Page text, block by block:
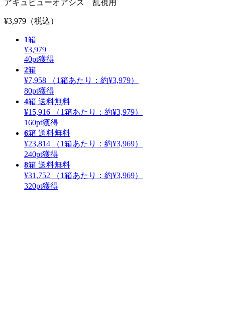
アキュビューオアシス 乱視用
¥3,979 （税込）
1箱
¥3,979
40pt獲得
2箱
¥7,958
（1箱あたり： 約¥3,979）
80pt獲得
4箱 送料無料
¥15,916
（1箱あたり： 約¥3,979）
160pt獲得
6箱 送料無料
¥23,814
（1箱あたり： 約¥3,969）
240pt獲得
8箱 送料無料
¥31,752
（1箱あたり： 約¥3,969）
320pt獲得